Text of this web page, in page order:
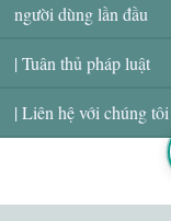
người dùng lần đầu
| Tuân thủ pháp luật
| Liên hệ với chúng tôi